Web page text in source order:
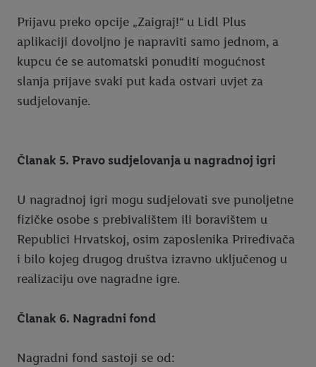
Prijavu preko opcije „Zaigraj!“ u Lidl Plus
aplikaciji dovoljno je napraviti samo jednom, a
kupcu će se automatski ponuditi mogućnost
slanja prijave svaki put kada ostvari uvjet za
sudjelovanje.
Članak 5. Pravo sudjelovanja u nagradnoj igri
U nagradnoj igri mogu sudjelovati sve punoljetne
fizičke osobe s prebivalištem ili boravištem u
Republici Hrvatskoj, osim zaposlenika Priređivača
i bilo kojeg drugog društva izravno uključenog u
realizaciju ove nagradne igre.
Članak 6. Nagradni fond
Nagradni fond sastoji se od: